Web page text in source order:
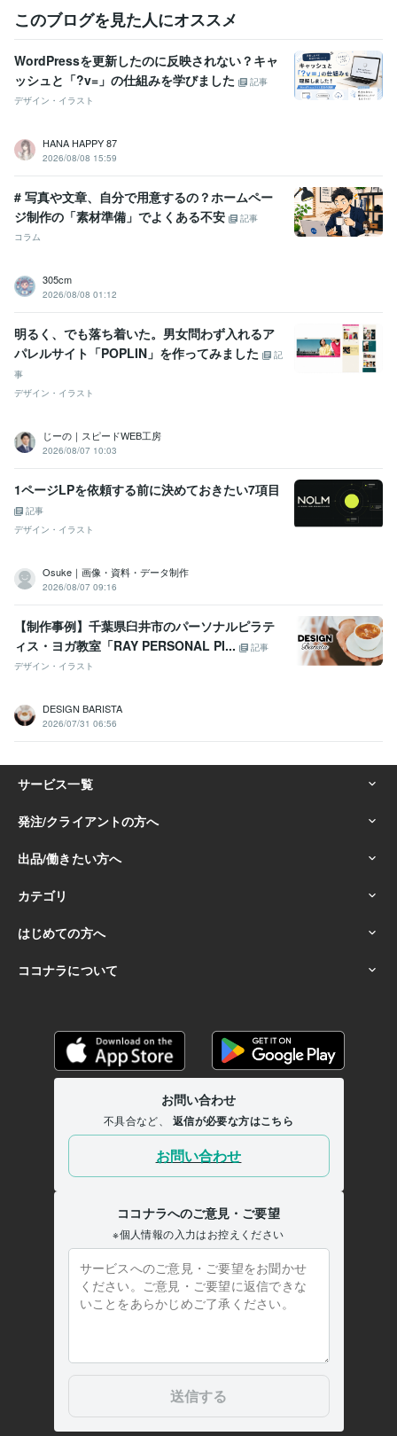
学歴
京都産業大学 1992年3月 ~ 1996年2月
デジタルクリエイターカレッジWAO! 1996年3月 ~ 1996年6月
デジタルクリエイターカレッジWAO! 1996年6月 ~ 1996年8月
このブログを見た人にオススメ
WordPressを更新したのに反映されない？キャ
ッシュと「?v=」の仕組みを学びました
記事
デザイン・イラスト
HANA HAPPY 87
2026/08/08 15:59
# 写真や文章、自分で用意するの？ホームペー
ジ制作の「素材準備」でよくある不安
記事
コラム
305cm
2026/08/08 01:12
明るく、でも落ち着いた。男女問わず入れるア
パレルサイト「POPLIN」を作ってみました
記
事
デザイン・イラスト
じーの｜スピードWEB工房
2026/08/07 10:03
1ページLPを依頼する前に決めておきたい7項目
記事
デザイン・イラスト
Osuke｜画像・資料・データ制作
2026/08/07 09:16
【制作事例】千葉県臼井市のパーソナルピラテ
ィス・ヨガ教室「RAY PERSONAL PI...
記事
デザイン・イラスト
DESIGN BARISTA
2026/07/31 06:56